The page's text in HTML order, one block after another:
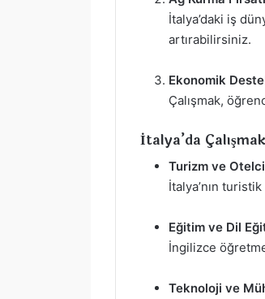
İtalya’daki iş
artırabilirsiniz.
Ekonomik
Çalışmak,
İtalya’da
Turizm ve
İtalya’nın
Eğitim ve Dil
İngilizce
Teknoloji ve